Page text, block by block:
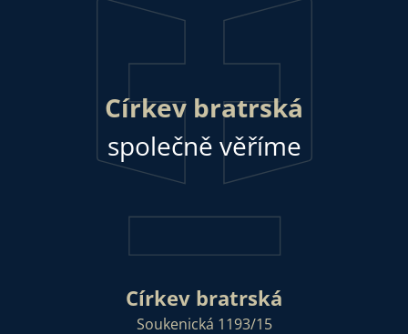
Církev bratrská
společně věříme
Církev bratrská
Soukenická 1193/15